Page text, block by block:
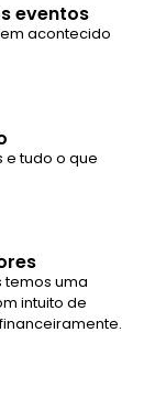
eventos
acontecido
e tudo o que
uma
intuito de